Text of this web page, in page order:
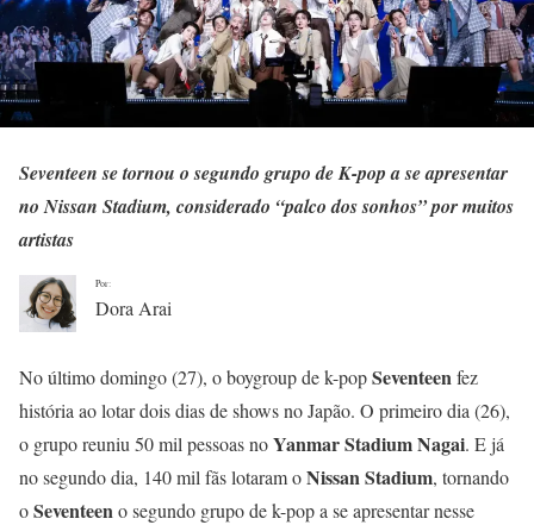
Seventeen se tornou o segundo grupo de K-pop a se apresentar
no Nissan Stadium, considerado “palco dos sonhos” por muitos
artistas
Por:
Dora Arai
No último domingo (27), o boygroup de k-popSeventeenfez
história ao lotar dois dias de shows no Japão. O primeiro dia (26),
o grupo reuniu 50 mil pessoas noYanmar Stadium Nagai. E já
no segundo dia, 140 mil fãs lotaram oNissan Stadium, tornando
oSeventeeno segundo grupo de k-pop a se apresentar nesse